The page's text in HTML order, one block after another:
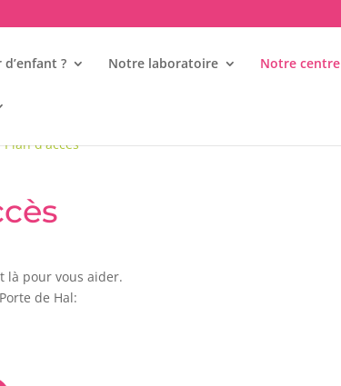
? Notre laboratoire Notre centre
Plan d'accès
là pour vous aider.
de Hal: